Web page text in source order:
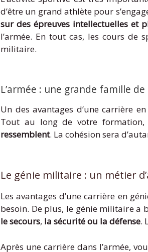
d’être un grand athlète pour
sur des épreuves intellectuelles et
l’armée. En tout cas, les cours de
militaire.
L’armée : une grande famille
Un des avantages d’une carrière
Tout au long de votre
ressemblent. La cohésion sera
Le génie militaire : un métier
Les avantages d’une carrière en
besoin. De plus, le génie militaire a
le secours, la sécurité ou la défense.
Après une carrière dans l’armée,